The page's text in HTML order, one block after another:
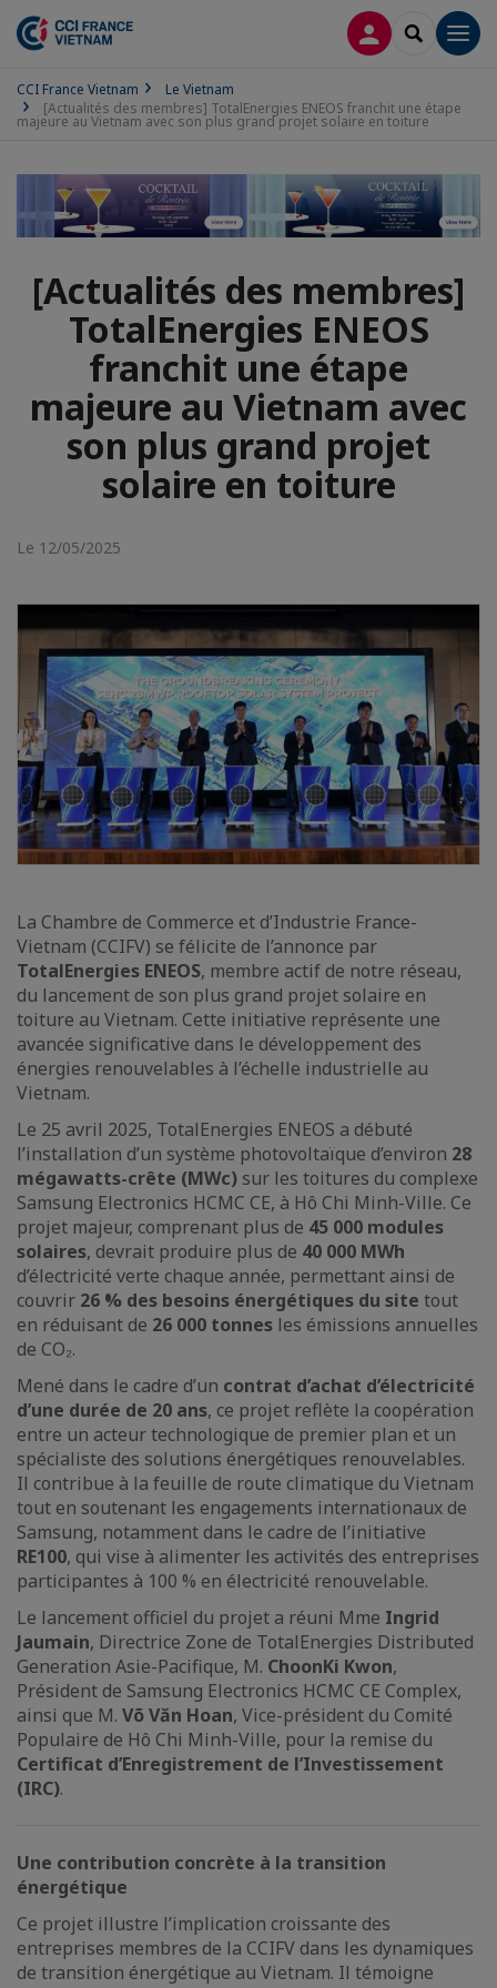
CONNEXION
CCI France Vietnam
Le Vietnam
[Actualités des membres] TotalEnergies ENEOS franchit une étape
majeure au Vietnam avec son plus grand projet solaire en toiture
[Actualités des membres]
TotalEnergies ENEOS
franchit une étape
majeure au Vietnam avec
son plus grand projet
solaire en toiture
Le 12/05/2025
La Chambre de Commerce et d’Industrie France-
Vietnam (CCIFV) se félicite de l’annonce par
TotalEnergies ENEOS, membre actif de notre réseau,
du lancement de son plus grand projet solaire en
toiture au Vietnam. Cette initiative représente une
avancée significative dans le développement des
énergies renouvelables à l’échelle industrielle au
Vietnam.
Le 25 avril 2025, TotalEnergies ENEOS a débuté
l’installation d’un système photovoltaïque d’environ 28
mégawatts-crête (MWc) sur les toitures du complexe
Samsung Electronics HCMC CE, à Hô Chi Minh-Ville. Ce
projet majeur, comprenant plus de 45 000 modules
solaires, devrait produire plus de 40 000 MWh
d’électricité verte chaque année, permettant ainsi de
couvrir 26 % des besoins énergétiques du site tout
en réduisant de 26 000 tonnes les émissions annuelles
de CO₂.
Mené dans le cadre d’un contrat d’achat d’électricité
d’une durée de 20 ans, ce projet reflète la coopération
entre un acteur technologique de premier plan et un
spécialiste des solutions énergétiques renouvelables.
Il contribue à la feuille de route climatique du Vietnam
tout en soutenant les engagements internationaux de
Samsung, notamment dans le cadre de l’initiative
RE100, qui vise à alimenter les activités des entreprises
participantes à 100 % en électricité renouvelable.
Le lancement officiel du projet a réuni Mme Ingrid
Jaumain, Directrice Zone de TotalEnergies Distributed
Generation Asie-Pacifique, M. ChoonKi Kwon,
Président de Samsung Electronics HCMC CE Complex,
ainsi que M. Võ Văn Hoan, Vice-président du Comité
Populaire de Hô Chi Minh-Ville, pour la remise du
Certificat d’Enregistrement de l’Investissement
(IRC).
Une contribution concrète à la transition
énergétique
Ce projet illustre l’implication croissante des
entreprises membres de la CCIFV dans les dynamiques
de transition énergétique au Vietnam. Il témoigne